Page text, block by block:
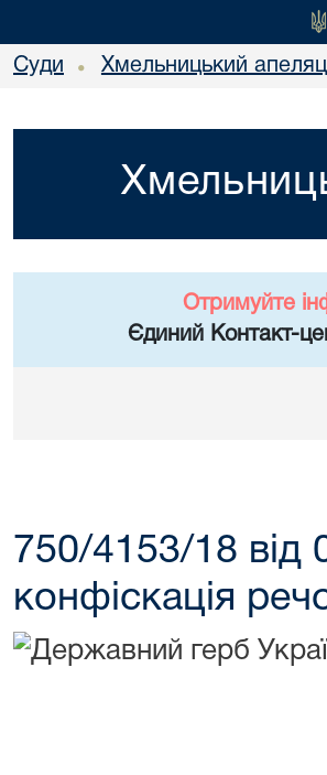
Суди • Хмельницький
Отримуйте
Єдиний Контакт-
750/4153/18 від
конфіскація